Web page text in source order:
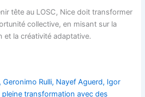
tête au LOSC, Nice doit transformer
collective, en misant sur la
et la créativité adaptative.
Rulli, Nayef Aguerd, Igor
pleine transformation avec des